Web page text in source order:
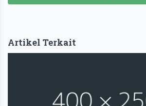
Artikel Terkait